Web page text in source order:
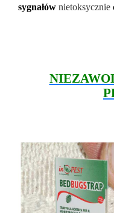
sygnałów nietoksycznie